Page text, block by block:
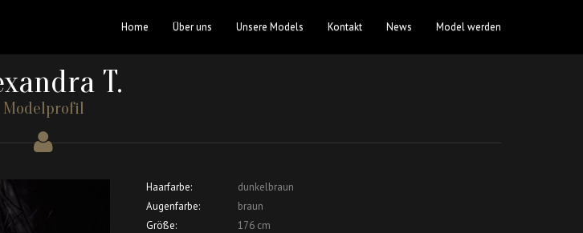
T.
Modelprofil
Haarfarbe:
dunkelbraun
Augenfarbe:
braun
Größe:
176 cm
Home Über uns Unsere Models Kontakt News Model werden